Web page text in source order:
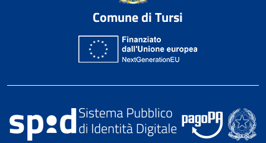
Comune di Tursi